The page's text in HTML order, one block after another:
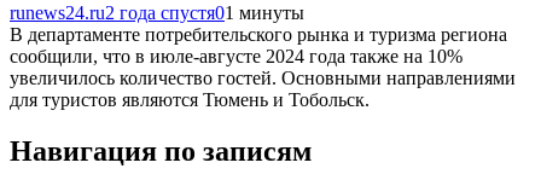
runews24.ru2 года спустя01 минуты
В департаменте потребительского рынка и туризма региона
сообщили, что в июле-августе 2024 года также на 10%
увеличилось количество гостей. Основными направлениями
для туристов являются Тюмень и Тобольск.
Навигация по записям